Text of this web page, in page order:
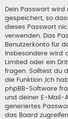
Dein Passwort
gespeichert, so
dieses Passwort
verwenden. Das
Benutzerkonto für
Insbesondere wird
Limited oder ein
fragen. Solltest du
die Funktion „Ich
phpBB-Software
und deiner E-Mail-
generiertes
das Board